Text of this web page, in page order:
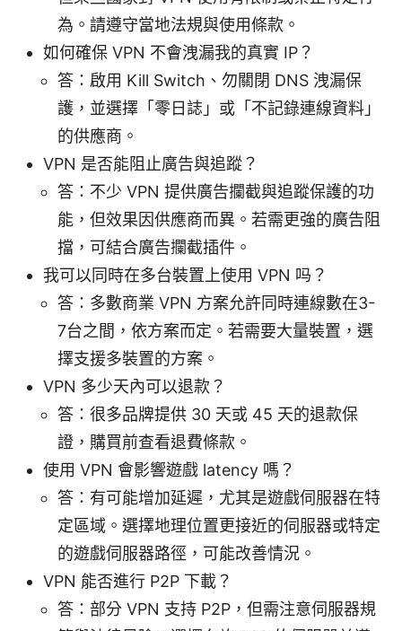
為。請遵守當地法規與使用條款。
如何確保 VPN 不會洩漏我的真實 IP？
答：啟用 Kill Switch、勿關閉 DNS 洩漏保
護，並選擇「零日誌」或「不記錄連線資料」
的供應商。
VPN 是否能阻止廣告與追蹤？
答：不少 VPN 提供廣告攔截與追蹤保護的功
能，但效果因供應商而異。若需更強的廣告阻
擋，可結合廣告攔截插件。
我可以同時在多台裝置上使用 VPN 吗？
答：多數商業 VPN 方案允許同時連線數在3-
7台之間，依方案而定。若需要大量裝置，選
擇支援多裝置的方案。
VPN 多少天內可以退款？
答：很多品牌提供 30 天或 45 天的退款保
證，購買前查看退費條款。
使用 VPN 會影響遊戲 latency 嗎？
答：有可能增加延遲，尤其是遊戲伺服器在特
定區域。選擇地理位置更接近的伺服器或特定
的遊戲伺服器路徑，可能改善情況。
VPN 能否進行 P2P 下載？
答：部分 VPN 支持 P2P，但需注意伺服器規